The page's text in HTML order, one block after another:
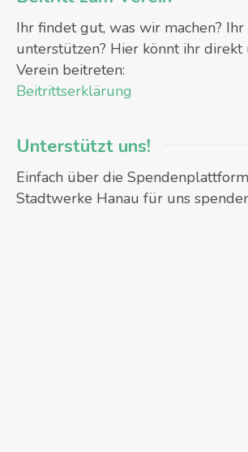
Ihr findet gut, was wir machen?
unterstützen? Hier könnt ihr direkt
Verein beitreten:
Beitrittserklärung
Unterstützt uns!
Einfach über die
Stadtwerke Hanau für uns